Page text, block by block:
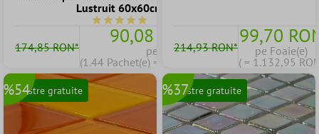
Lustruit 60x60cm
Durchschnittliche Bewertung von 5 von 5
174,85 RON*
90,08 RON
pe
(1.44 Pachet(e) = 129,71 RON)
214,93 RON*99,70
pe Foaie(e)
( = 1.132,95
Mostre gratuite
%54 Mostre gratuite
%37